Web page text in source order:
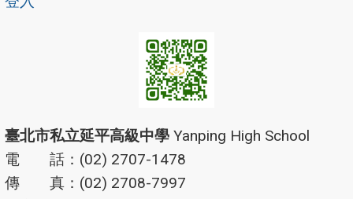
臺北市私立延平高級中學 Yanping High School
電 話：(02) 2707-1478
傳 真：(02) 2708-7997